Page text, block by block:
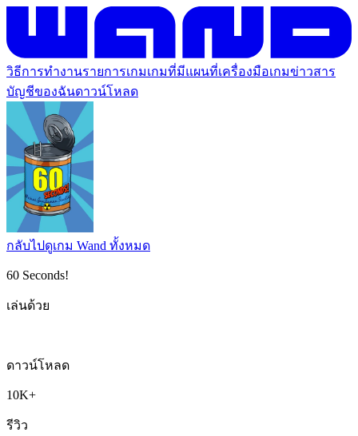
วิธีการทำงานรายการเกมเกมที่มีแผนที่เครื่องมือเกมข่าวสาร
บัญชีของฉันดาวน์โหลด
กลับไปดูเกม Wand ทั้งหมด
60 Seconds!
เล่นด้วย
ดาวน์โหลด
10K+
รีวิว